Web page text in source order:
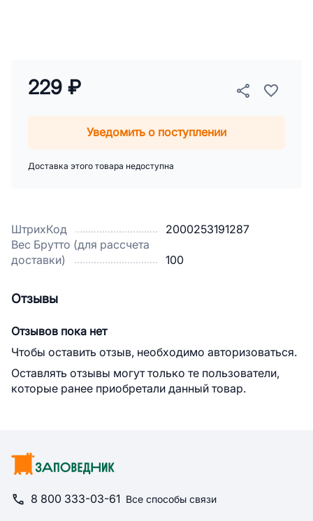
ШтрихКод
2000253191287
Вес Брутто (для рассчета
доставки)
100
229 ₽
Уведомить о поступлении
Доставка этого товара недоступна
Отзывы
Отзывов пока нет
Чтобы оставить отзыв, необходимо авторизоваться.
Оставлять отзывы могут только те пользователи,
которые ранее приобретали данный товар.
8 800 333-03-61 Все способы связи